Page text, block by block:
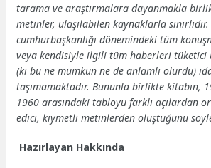
tarama ve araştırmalara dayanmakla
metinler, ulaşılabilen kaynaklarla sınırlıdır.
cumhurbaşkanlığı dönemindeki tüm
veya kendisiyle ilgili tüm haberleri tüketici
(ki bu ne mümkün ne de anlamlı olurdu)
taşımamaktadır. Bununla birlikte kitabın,
1960 arasındaki tabloyu farklı açılardan
edici, kıymetli metinlerden oluştuğunu
Hazırlayan Hakkında